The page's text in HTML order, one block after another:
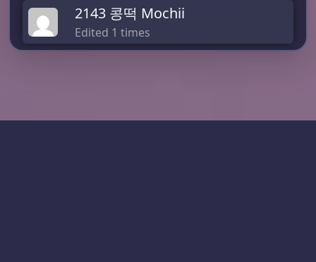
2143 콩떡 Mochii
Edited 1 times